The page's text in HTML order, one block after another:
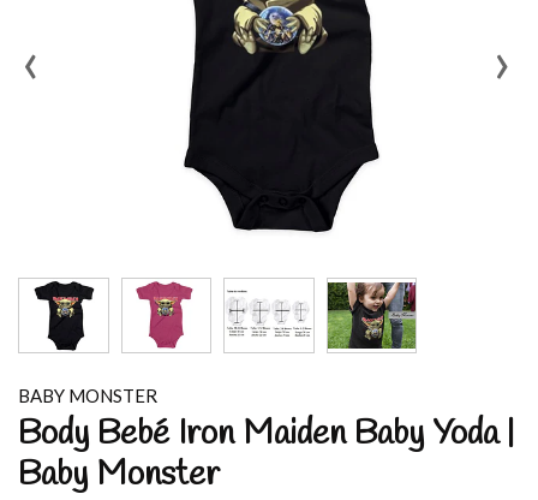
‹ ›
BABY MONSTER
Body Bebé Iron Maiden Baby Yoda |
Baby Monster